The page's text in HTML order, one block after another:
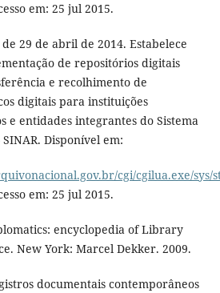
em: 25 jul 2015.
de 29 de abril de 2014. Estabelece
de repositórios digitais
e recolhimento de
digitais para instituições
e entidades integrantes do Sistema
Disponível em:
cgi/cgilua.exe/sys/
em: 25 jul 2015.
encyclopedia of Library
New York: Marcel Dekker. 2009.
documentais contemporâneos